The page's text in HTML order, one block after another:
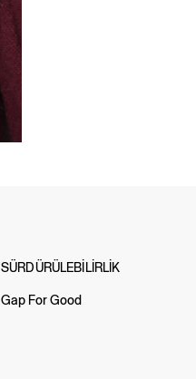
SÜRDÜRÜLEBİLİRLİK
Gap For Good